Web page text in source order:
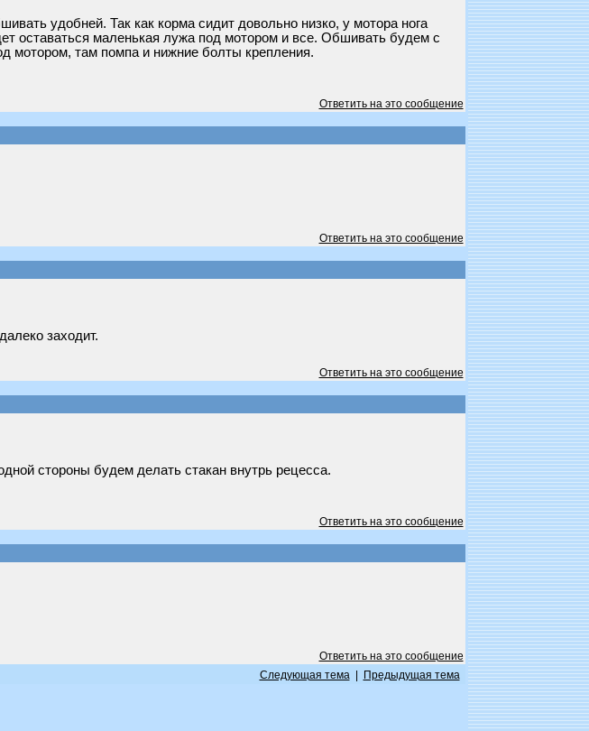
удобней. Так как корма сидит довольно низко, у мотора нога
оставаться маленькая лужа под мотором и все. Обшивать будем с
мотором, там помпа и нижние болты крепления.
Ответить на это сообщение
Ответить на это сообщение
заходит.
Ответить на это сообщение
стороны будем делать стакан внутрь рецесса.
Ответить на это сообщение
Ответить на это сообщение
Следующая тема| Предыдущая тема